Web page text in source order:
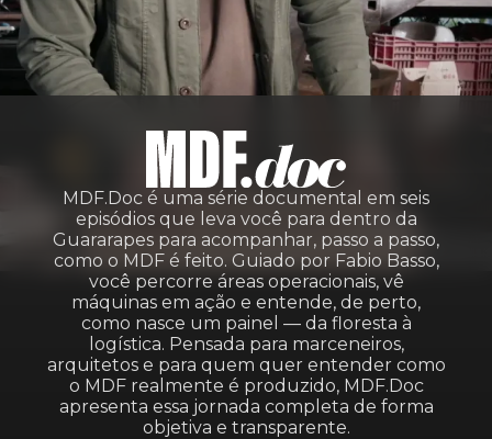
MDF.Doc é uma série documental em seis
episódios que leva você para dentro da
Guararapes para acompanhar, passo a passo,
como o MDF é feito. Guiado por Fabio Basso,
você percorre áreas operacionais, vê
máquinas em ação e entende, de perto,
como nasce um painel — da floresta à
logística. Pensada para marceneiros,
arquitetos e para quem quer entender como
o MDF realmente é produzido, MDF.Doc
apresenta essa jornada completa de forma
objetiva e transparente.